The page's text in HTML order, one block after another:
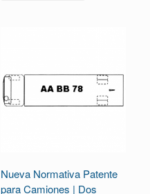
Nueva Normativa Patente
para Camiones | Dos